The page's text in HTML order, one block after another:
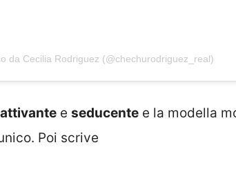
da Cecilia Rodriguez (@chechurodriguez_real)
e seducente e la modella
Poi scrive